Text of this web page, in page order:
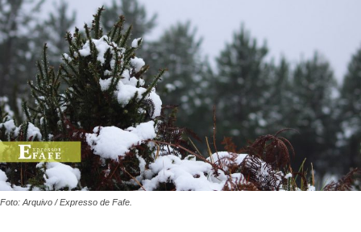
Foto: Arquivo / Expresso de Fafe.